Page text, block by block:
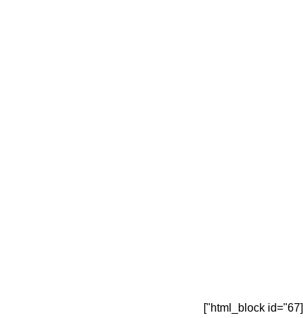
[html_block id="67"]